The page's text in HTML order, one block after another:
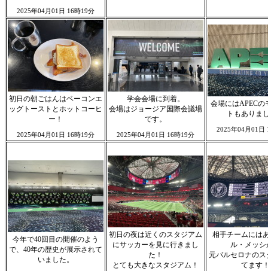
2025年04月01日 16時19分
初日の朝ごはんはベーコンエ
ッグトーストとホットコーヒ
ー！
2025年04月01日 16時19分
学会会場に到着。
会場はジョージア国際会議場
です。
2025年04月01日 16時19分
会場にはAPECの
トもありま
2025年04月01日
今年で40回目の開催のよう
で、40年の歴史が展示されて
いました。
初日の夜は近くのスタジアム
にサッカーを見に行きまし
た！
とても大きなスタジアム！
相手チームには
ル・メッシ
元バルセロナの
てます